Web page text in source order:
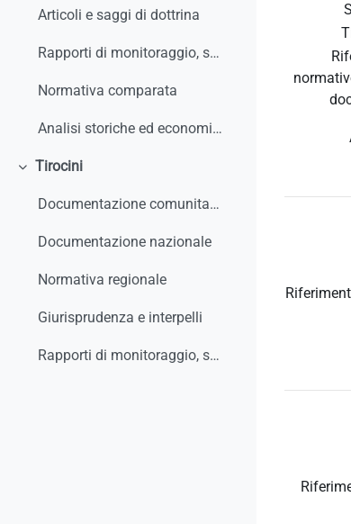
Articoli e saggi di dottrina
Rapporti di monitoraggio, studi, ricerche, report internazionali
Normativa comparata
Analisi storiche ed economiche sulle origini dell'apprendistato e le sue trasformazioni
Collapse
Tirocini
Documentazione comunitaria
Documentazione nazionale
Normativa regionale
Giurisprudenza e interpelli
Rapporti di monitoraggio, studi, ricerche, report